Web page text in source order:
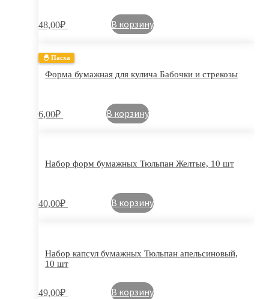
48,00₽ В корзину
🐣 Пасха
Форма бумажная для кулича Бабочки и стрекозы
6,00₽ В корзину
Набор форм бумажных Тюльпан Желтые, 10 шт
40,00₽ В корзину
Набор капсул бумажных Тюльпан апельсиновый,
10 шт
49,00₽ В корзину